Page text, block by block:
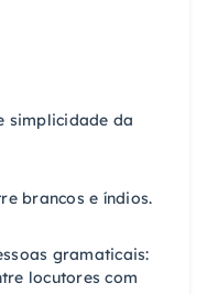
simplicidade da
brancos e índios.
gramaticais:
locutores com